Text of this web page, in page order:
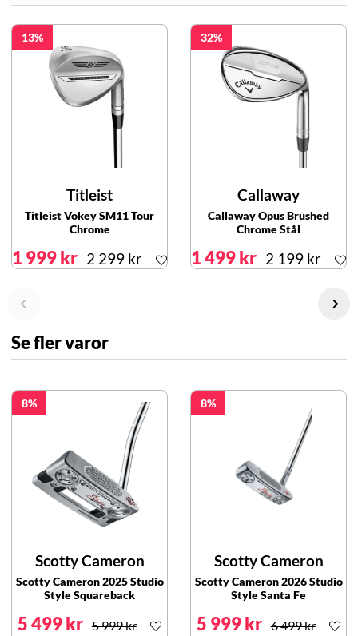
13
Titleist
Titleist Vokey SM11 Tour
Chrome
1 999 kr 2 299 kr
32
Callaway
Callaway Opus Brushed
Chrome Stål
1 499 kr 2 199 kr
Se fler varor
8
Scotty Cameron
Scotty Cameron 2025 Studio
Style Squareback
5 499 kr 5 999 kr
8
Scotty Cameron
Scotty Cameron 2026 Studio
Style Santa Fe
5 999 kr 6 499 kr